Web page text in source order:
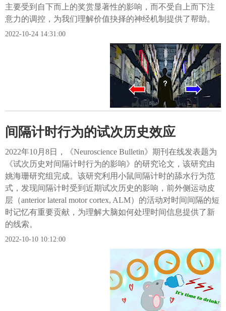
主要受到自下而上的奖赏显著性的影响，而不受自上而下注
意力的调控，为我们理解价值抉择的神经机制提供了帮助。
2022-10-24 14:31:00
间隔计时行为的试次历史效应
2022年10月8日，《Neuroscience Bulletin》期刊在线发表题为
《试次历史对间隔计时行为的影响》的研究论文，该研究由
姚海珊研究组完成。该研究利用小鼠间隔计时的舔水行为范
式，发现间隔计时受到近期试次历史的影响，前外侧运动皮
层（anterior lateral motor cortex, ALM）的活动对时间间隔的短
时记忆有重要贡献，为理解大脑如何处理时间信息提供了新
的线索。
2022-10-10 10:12:00